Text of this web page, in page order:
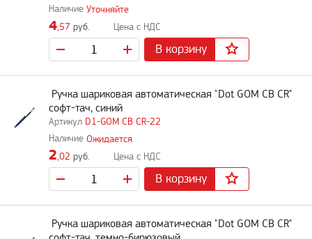
Уточняйте
4,57 руб.
В корзину
D1-GOM CB CR-22
Ручка шариковая автоматическая "Dot GOM CB CR"
софт-тач, синий
Ожидается
2,02 руб.
В корзину
Ручка шариковая автоматическая "Dot GOM CB CR"